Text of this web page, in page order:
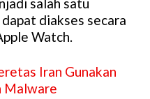
diakses secara
Watch.
Iran Gunakan
Malware